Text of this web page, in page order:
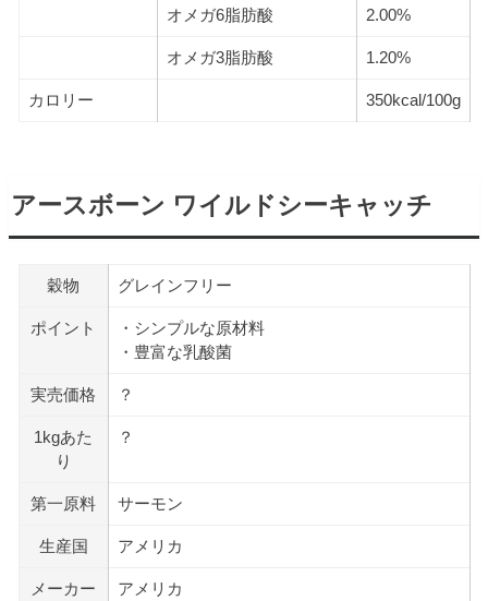
オメガ6脂肪酸 2.00%
オメガ3脂肪酸 1.20%
カロリー 350kcal/100g
アースボーン ワイルドシーキャッチ
穀物 グレインフリー
ポイント
・シンプルな原材料
・豊富な乳酸菌
実売価格 ？
1kgあた
り
？
第一原料 サーモン
生産国 アメリカ
メーカー アメリカ